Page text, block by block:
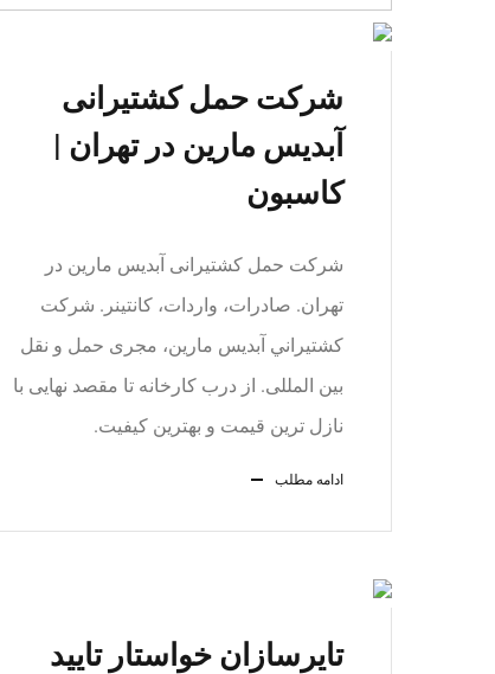
شرکت حمل کشتیرانی
آبدیس مارین در تهران |
کاسبون
شرکت حمل کشتیرانی آبدیس مارین در
تهران. صادرات، واردات، کانتینر. شركت
كشتيراني آبديس مارين، مجری حمل و نقل
بین المللی. از درب کارخانه تا مقصد نهایی با
نازل ترین قیمت و بهترین کیفیت.
ادامه مطلب
تایرسازان خواستار تایید